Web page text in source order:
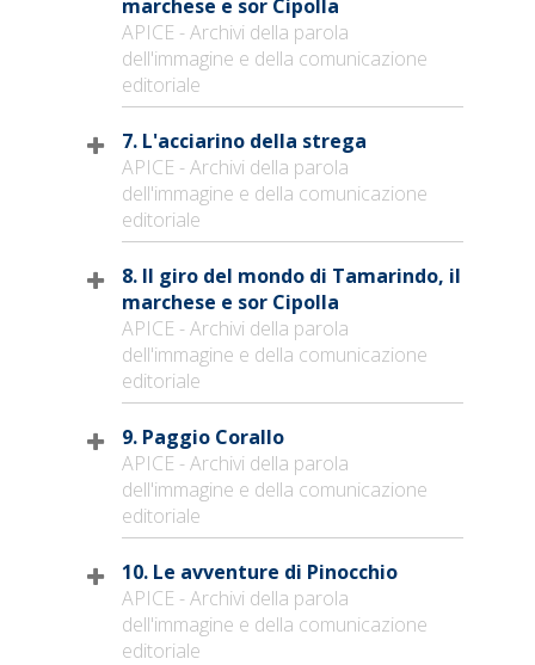
marchese e sor Cipolla
APICE - Archivi della parola
dell'immagine e della comunicazione
editoriale
7. L'acciarino della strega
APICE - Archivi della parola
dell'immagine e della comunicazione
editoriale
8. Il giro del mondo di Tamarindo, il
marchese e sor Cipolla
APICE - Archivi della parola
dell'immagine e della comunicazione
editoriale
9. Paggio Corallo
APICE - Archivi della parola
dell'immagine e della comunicazione
editoriale
10. Le avventure di Pinocchio
APICE - Archivi della parola
dell'immagine e della comunicazione
editoriale